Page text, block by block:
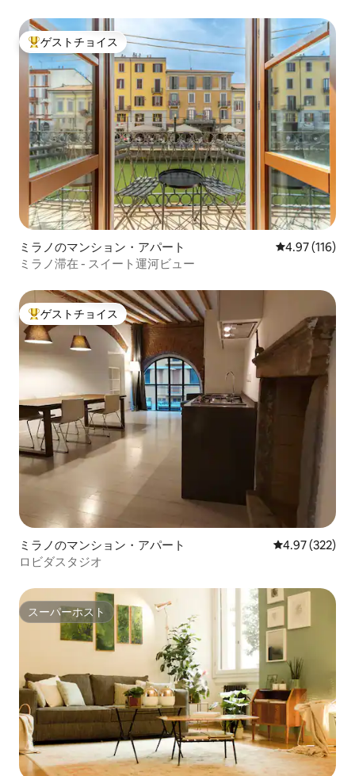
大好評のゲストチョイスです。
ゲストチョイス
ミラノのマンション・アパート レビュー116
4.97 (116)
ミラノ滞在 - スイート運河ビュー
大好評のゲストチョイスです。
ゲストチョイス
ミラノのマンション・アパート レビュー322
4.97 (322)
ロビダスタジオ
スーパーホスト
スーパーホスト